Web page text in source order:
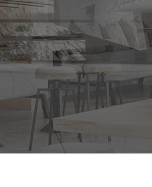
VIEW FEATURES